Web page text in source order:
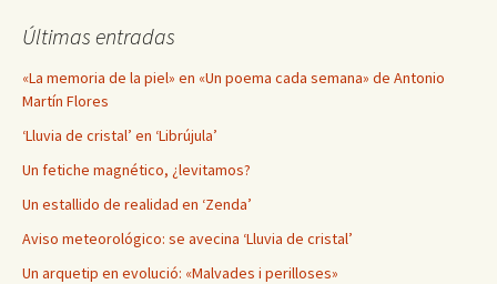
Últimas entradas
«La memoria de la piel» en «Un poema cada semana» de Antonio
Martín Flores
‘Lluvia de cristal’ en ‘Librújula’
Un fetiche magnético, ¿levitamos?
Un estallido de realidad en ‘Zenda’
Aviso meteorológico: se avecina ‘Lluvia de cristal’
Un arquetip en evolució: «Malvades i perilloses»